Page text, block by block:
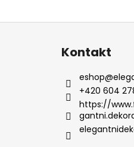
Z
Kontakt
eshop@
+420 604
https://